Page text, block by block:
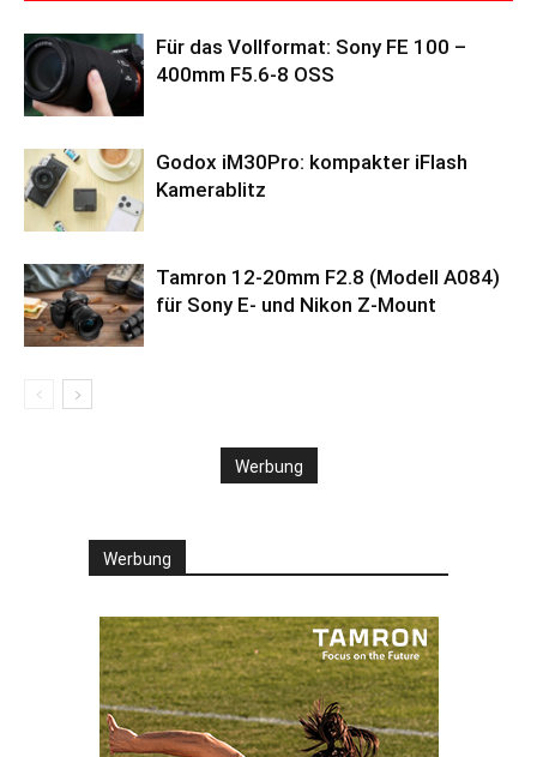
Für das Vollformat: Sony FE 100 –
400mm F5.6-8 OSS
Godox iM30Pro: kompakter iFlash
Kamerablitz
Tamron 12-20mm F2.8 (Modell A084)
für Sony E- und Nikon Z-Mount
Werbung
Werbung